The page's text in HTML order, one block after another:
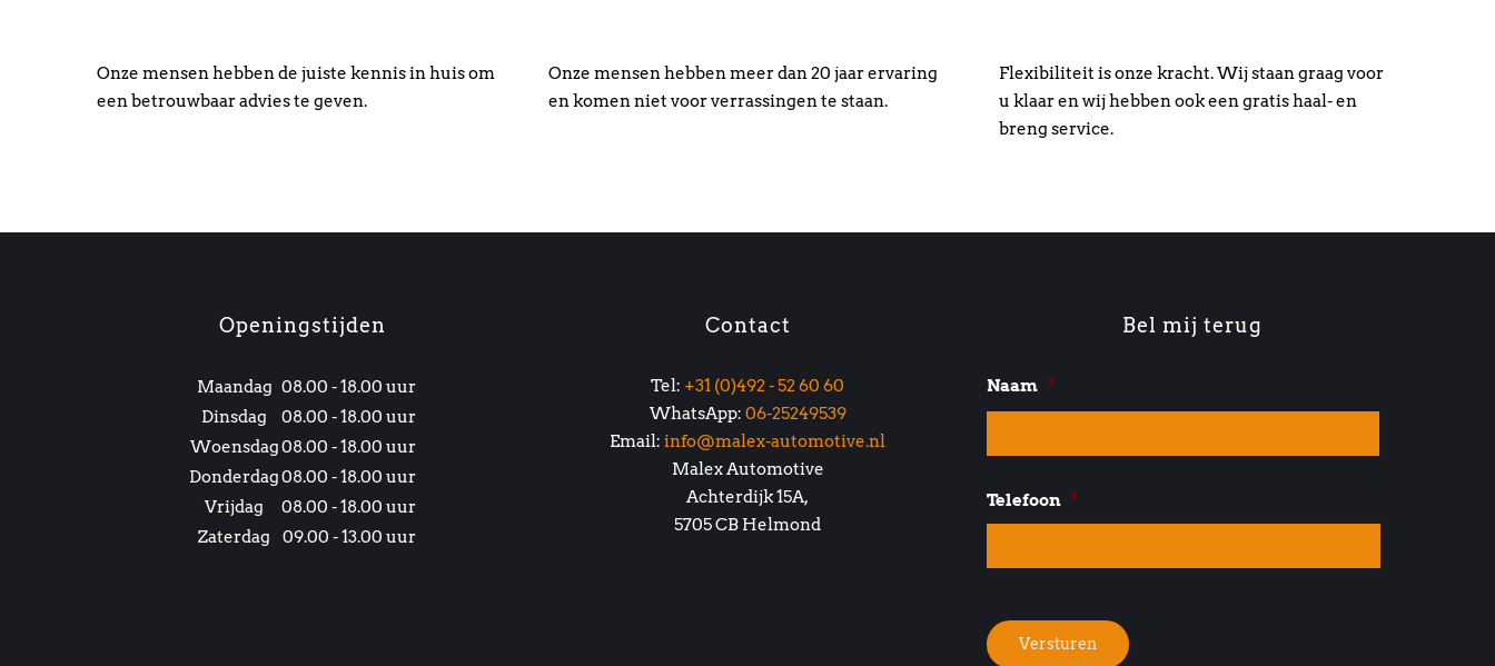
Onze mensen hebben de juiste kennis in huis om
een betrouwbaar advies te geven.
Onze mensen hebben meer dan 20 jaar ervaring
en komen niet voor verrassingen te staan.
Flexibiliteit is onze kracht. Wij staan graag voor
u klaar en wij hebben ook een gratis haal- en
breng service.
Openingstijden
Maandag 08.00 - 18.00 uur
Dinsdag
08.00 - 18.00 uur
Woensdag08.00 - 18.00 uur
Donderdag08.00 - 18.00 uur
Vrijdag
08.00 - 18.00 uur
Zaterdag
09.00 - 13.00 uur
Contact
Tel: +31 (0)492 - 52 60 60
WhatsApp: 06-25249539
Email: info@malex-automotive.nl
Malex Automotive
Achterdijk 15A,
5705 CB Helmond
Bel mij terug
Naam *
Telefoon *
Versturen